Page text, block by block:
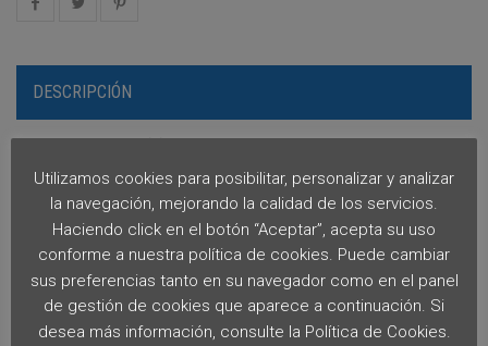
DESCRIPCIÓN
DESCRIPCIÓN
Aviso importante:Precio orientativo salvo error tipográfico.
La información, disponibilidad, imágenes y características del
producto pueden cambiar sin previo aviso. Esta ficha no
constituye oferta contractual. Confirma el precio final y las
condiciones en tienda o por contacto directo.
Utilizamos cookies para posibilitar, personalizar y analizar
la navegación, mejorando la calidad de los servicios.
Haciendo click en el botón “Aceptar”, acepta su uso
conforme a nuestra política de cookies. Puede cambiar
sus preferencias tanto en su navegador como en el panel
de gestión de cookies que aparece a continuación. Si
desea más información, consulte la Política de Cookies.